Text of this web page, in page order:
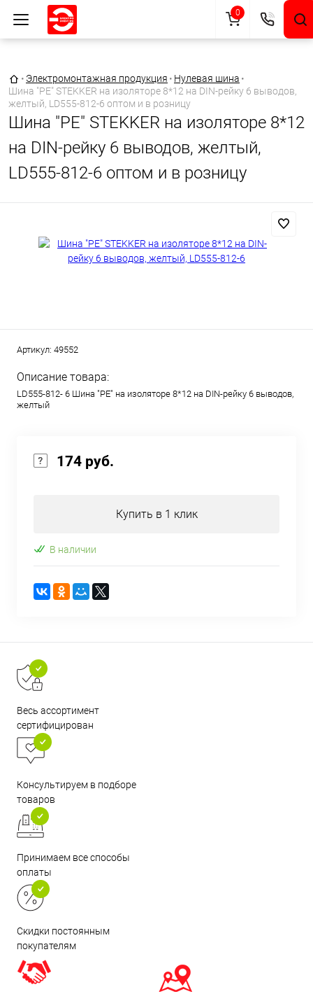
Главная страница
• Электромонтажная продукция • Нулевая шина •
Шина "PE" STEKKER на изоляторе 8*12 на DIN-рейку 6 выводов,
желтый, LD555-812-6 оптом и в розницу
Шина "PE" STEKKER на изоляторе 8*12
на DIN-рейку 6 выводов, желтый,
LD555-812-6 оптом и в розницу
Артикул: 49552
Описание товара:
LD555-812- 6 Шина "PE" на изоляторе 8*12 на DIN-рейку 6 выводов,
желтый
174 руб.
Купить в 1 клик
В наличии
Весь ассортимент
сертифицирован
Консультируем в подборе
товаров
Принимаем все способы
оплаты
Скидки постоянным
покупателям
0